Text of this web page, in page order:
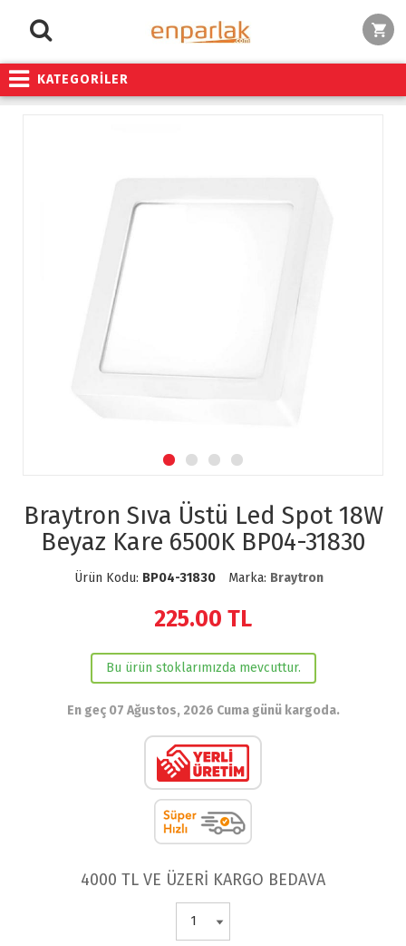
KATEGORİLER
Braytron Sıva Üstü Led Spot 18W
Beyaz Kare 6500K BP04-31830
Ürün Kodu: BP04-31830 Marka: Braytron
225.00 TL
Bu ürün stoklarımızda mevcuttur.
En geç 07 Ağustos, 2026 Cuma günü kargoda.
4000 TL VE ÜZERİ KARGO BEDAVA